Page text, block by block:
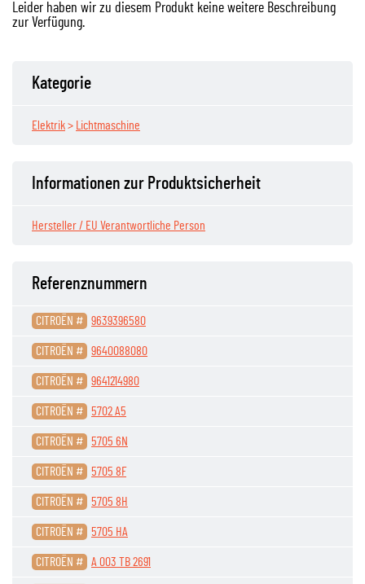
Leider haben wir zu diesem Produkt keine weitere Beschreibung
zur Verfügung.
Kategorie
Elektrik> Lichtmaschine
Informationen zur Produktsicherheit
Hersteller / EU Verantwortliche Person
Referenznummern
CITROËN # 9639396580
CITROËN # 9640088080
CITROËN # 9641214980
CITROËN # 5702 A5
CITROËN # 5705 6N
CITROËN # 5705 8F
CITROËN # 5705 8H
CITROËN # 5705 HA
CITROËN # A 003 TB 2691